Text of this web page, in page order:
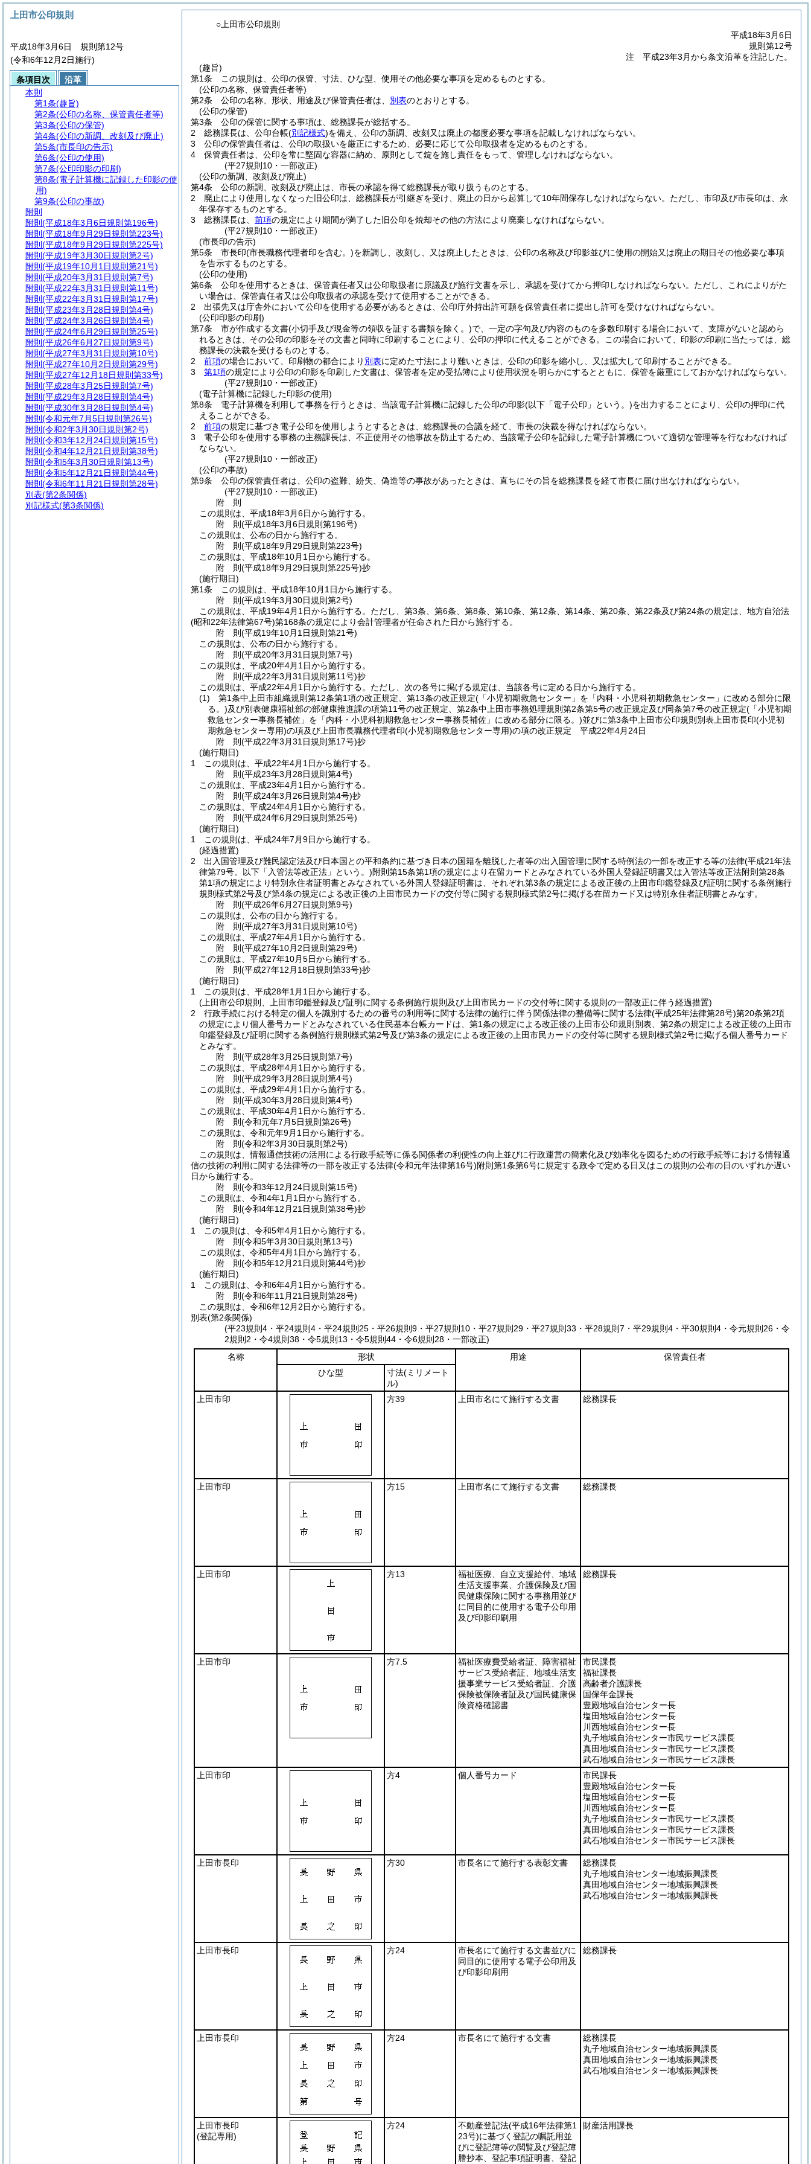
○上田市公印規則
平成18年3月6日
規則第12号
注 平成23年3月から条文沿革を注記した。
(趣旨)
第1条
この規則は、公印の保管、寸法、ひな型、使用その他必要な事項を定めるものとする。
(公印の名称、保管責任者等)
第2条
公印の名称、形状、用途及び保管責任者は、 別表のとおりとする。
(公印の保管)
第3条
公印の保管に関する事項は、総務課長が総括する。
2
総務課長は、公印台帳(別記様式)を備え、公印の新調、改刻又は廃止の都度必要な事項を記載しなければならない。
3
公印の保管責任者は、公印の取扱いを厳正にするため、必要に応じて公印取扱者を定めるものとする。
4
保管責任者は、公印を常に堅固な容器に納め、原則として錠を施し責任をもって、管理しなければならない。
(平27規則10・一部改正)
(公印の新調、改刻及び廃止)
第4条
公印の新調、改刻及び廃止は、市長の承認を得て総務課長が取り扱うものとする。
2
廃止により使用しなくなった旧公印は、総務課長が引継ぎを受け、廃止の日から起算して10年間保存しなければならない。 ただし、市印及び市長印は、永
年保存するものとする。
3
総務課長は、 前項の規定により期間が満了した旧公印を焼却その他の方法により廃棄しなければならない。
(平27規則10・一部改正)
(市長印の告示)
第5条
市長印(市長職務代理者印を含む。)を新調し、改刻し、又は廃止したときは、公印の名称及び印影並びに使用の開始又は廃止の期日その他必要な事項
を告示するものとする。
(公印の使用)
第6条
公印を使用するときは、保管責任者又は公印取扱者に原議及び施行文書を示し、承認を受けてから押印しなければならない。 ただし、これによりがた
い場合は、保管責任者又は公印取扱者の承認を受けて使用することができる。
2
出張先又は庁舎外において公印を使用する必要があるときは、公印庁外持出許可願を保管責任者に提出し許可を受けなければならない。
(公印印影の印刷)
第7条
市が作成する文書(小切手及び現金等の領収を証する書類を除く。)で、一定の字句及び内容のものを多数印刷する場合において、支障がないと認めら
れるときは、その公印の印影をその文書と同時に印刷することにより、公印の押印に代えることができる。
この場合において、印影の印刷に当たっては、総
務課長の決裁を受けるものとする。
2
前項の場合において、印刷物の都合により 別表に定めた寸法により難いときは、公印の印影を縮小し、又は拡大して印刷することができる。
3
第1項の規定により公印の印影を印刷した文書は、保管者を定め受払簿により使用状況を明らかにするとともに、保管を厳重にしておかなければならない。
(平27規則10・一部改正)
(電子計算機に記録した印影の使用)
第8条
電子計算機を利用して事務を行うときは、当該電子計算機に記録した公印の印影(以下「電子公印」という。)を出力することにより、公印の押印に代
えることができる。
2
前項の規定に基づき電子公印を使用しようとするときは、総務課長の合議を経て、市長の決裁を得なければならない。
3
電子公印を使用する事務の主務課長は、不正使用その他事故を防止するため、当該電子公印を記録した電子計算機について適切な管理等を行なわなければ
ならない。
(平27規則10・一部改正)
(公印の事故)
第9条
公印の保管責任者は、公印の盗難、紛失、偽造等の事故があったときは、直ちにその旨を総務課長を経て市長に届け出なければならない。
(平27規則10・一部改正)
附 則
この規則は、平成18年3月6日から施行する。
附 則(平成18年3月6日規則第196号)
この規則は、公布の日から施行する。
附 則(平成18年9月29日規則第223号)
この規則は、平成18年10月1日から施行する。
附 則(平成18年9月29日規則第225号)抄
(施行期日)
第1条
この規則は、平成18年10月1日から施行する。
附 則(平成19年3月30日規則第2号)
この規則は、平成19年4月1日から施行する。 ただし、第3条、第6条、第8条、第10条、第12条、第14条、第20条、第22条及び第24条の規定は、地方自治法
(昭和22年法律第67号)第168条の規定により会計管理者が任命された日から施行する。
附 則(平成19年10月1日規則第21号)
この規則は、公布の日から施行する。
附 則(平成20年3月31日規則第7号)
この規則は、平成20年4月1日から施行する。
附 則(平成22年3月31日規則第11号)抄
この規則は、平成22年4月1日から施行する。 ただし、次の各号に掲げる規定は、当該各号に定める日から施行する。
(1)
第1条中上田市組織規則第12条第1項の改正規定、第13条の改正規定(「小児初期救急センター」を「内科・小児科初期救急センター」に改める部分に限
る。)及び別表健康福祉部の部健康推進課の項第11号の改正規定、第2条中上田市事務処理規則第2条第5号の改正規定及び同条第7号の改正規定(「小児初期
救急センター事務長補佐」を「内科・小児科初期救急センター事務長補佐」に改める部分に限る。)並びに第3条中上田市公印規則別表上田市長印(小児初
期救急センター専用)の項及び上田市長職務代理者印(小児初期救急センター専用)の項の改正規定 平成22年4月24日
附 則(平成22年3月31日規則第17号)抄
(施行期日)
1
この規則は、平成22年4月1日から施行する。
附 則(平成23年3月28日規則第4号)
この規則は、平成23年4月1日から施行する。
附 則(平成24年3月26日規則第4号)抄
この規則は、平成24年4月1日から施行する。
附 則(平成24年6月29日規則第25号)
(施行期日)
1
この規則は、平成24年7月9日から施行する。
(経過措置)
2
出入国管理及び難民認定法及び日本国との平和条約に基づき日本の国籍を離脱した者等の出入国管理に関する特例法の一部を改正する等の法律(平成21年法
律第79号。以下「入管法等改正法」という。)附則第15条第1項の規定により在留カードとみなされている外国人登録証明書又は入管法等改正法附則第28条
第1項の規定により特別永住者証明書とみなされている外国人登録証明書は、それぞれ第3条の規定による改正後の上田市印鑑登録及び証明に関する条例施行
規則様式第2号及び第4条の規定による改正後の上田市民カードの交付等に関する規則様式第2号に掲げる在留カード又は特別永住者証明書とみなす。
附 則(平成26年6月27日規則第9号)
この規則は、公布の日から施行する。
附 則(平成27年3月31日規則第10号)
この規則は、平成27年4月1日から施行する。
附 則(平成27年10月2日規則第29号)
この規則は、平成27年10月5日から施行する。
附 則(平成27年12月18日規則第33号)抄
(施行期日)
1
この規則は、平成28年1月1日から施行する。
(上田市公印規則、上田市印鑑登録及び証明に関する条例施行規則及び上田市民カードの交付等に関する規則の一部改正に伴う経過措置)
2
行政手続における特定の個人を識別するための番号の利用等に関する法律の施行に伴う関係法律の整備等に関する法律(平成25年法律第28号)第20条第2項
の規定により個人番号カードとみなされている住民基本台帳カードは、第1条の規定による改正後の上田市公印規則別表、第2条の規定による改正後の上田市
印鑑登録及び証明に関する条例施行規則様式第2号及び第3条の規定による改正後の上田市民カードの交付等に関する規則様式第2号に掲げる個人番号カード
とみなす。
附 則(平成28年3月25日規則第7号)
この規則は、平成28年4月1日から施行する。
附 則(平成29年3月28日規則第4号)
この規則は、平成29年4月1日から施行する。
附 則(平成30年3月28日規則第4号)
この規則は、平成30年4月1日から施行する。
附 則(令和元年7月5日規則第26号)
この規則は、令和元年9月1日から施行する。
附 則(令和2年3月30日規則第2号)
この規則は、情報通信技術の活用による行政手続等に係る関係者の利便性の向上並びに行政運営の簡素化及び効率化を図るための行政手続等における情報通
信の技術の利用に関する法律等の一部を改正する法律(令和元年法律第16号)附則第1条第6号に規定する政令で定める日又はこの規則の公布の日のいずれか遅い
日から施行する。
附 則(令和3年12月24日規則第15号)
この規則は、令和4年1月1日から施行する。
附 則(令和4年12月21日規則第38号)抄
(施行期日)
1
この規則は、令和5年4月1日から施行する。
附 則(令和5年3月30日規則第13号)
この規則は、令和5年4月1日から施行する。
附 則(令和5年12月21日規則第44号)抄
(施行期日)
1
この規則は、令和6年4月1日から施行する。
附 則(令和6年11月21日規則第28号)
この規則は、令和6年12月2日から施行する。
別表(第2条関係)
(平23規則4・平24規則4・平24規則25・平26規則9・平27規則10・平27規則29・平27規則33・平28規則7・平29規則4・平30規則4・令元規則26・令
2規則2・令4規則38・令5規則13・令5規則44・令6規則28・一部改正)
名称
形状 用途
保管責任者
ひな型
寸法(ミリメート
ル)
上田市印
方39 上田市名にて施行する文書 総務課長
上田市印 方15 上田市名にて施行する文書 総務課長
上田市印 方13
福祉医療、自立支援給付、地域
生活支援事業、介護保険及び国
民健康保険に関する事務用並び
に同目的に使用する電子公印用
及び印影印刷用
総務課長
上田市印 方7.5
福祉医療費受給者証、障害福祉
サービス受給者証、地域生活支
援事業サービス受給者証、介護
保険被保険者証及び国民健康保
険資格確認書
市民課長
福祉課長
高齢者介護課長
国保年金課長
豊殿地域自治センター長
塩田地域自治センター長
川西地域自治センター長
丸子地域自治センター市民サービス課長
真田地域自治センター市民サービス課長
武石地域自治センター市民サービス課長
上田市印
方4 個人番号カード
市民課長
豊殿地域自治センター長
塩田地域自治センター長
川西地域自治センター長
丸子地域自治センター市民サービス課長
真田地域自治センター市民サービス課長
武石地域自治センター市民サービス課長
上田市長印 方30 市長名にて施行する表彰文書
総務課長
丸子地域自治センター地域振興課長
真田地域自治センター地域振興課長
武石地域自治センター地域振興課長
上田市長印 方24
市長名にて施行する文書並びに
同目的に使用する電子公印用及
び印影印刷用
総務課長
上田市長印 方24 市長名にて施行する文書
総務課長
丸子地域自治センター地域振興課長
真田地域自治センター地域振興課長
武石地域自治センター地域振興課長
上田市長印
(登記専用)
方24 不動産登記法(平成16年法律第1
23号)に基づく登記の嘱託用並
びに登記簿等の閲覧及び登記簿
謄抄本、登記事項証明書、登記
財産活用課長
上田市公印規則
平成18年3月6日 規則第12号
(令和6年12月2日施行)
条項目次
沿革
本則
第1条(趣旨)
第2条(公印の名称、保管責任者等)
第3条(公印の保管)
第4条(公印の新調、改刻及び廃止)
第5条(市長印の告示)
第6条(公印の使用)
第7条(公印印影の印刷)
第8条(電子計算機に記録した印影の使
用)
第9条(公印の事故)
附則
附則 (平成18年3月6日規則第196号)
附則 (平成18年9月29日規則第223号)
附則 (平成18年9月29日規則第225号)
附則 (平成19年3月30日規則第2号)
附則 (平成19年10月1日規則第21号)
附則 (平成20年3月31日規則第7号)
附則 (平成22年3月31日規則第11号)
附則 (平成22年3月31日規則第17号)
附則 (平成23年3月28日規則第4号)
附則 (平成24年3月26日規則第4号)
附則 (平成24年6月29日規則第25号)
附則 (平成26年6月27日規則第9号)
附則 (平成27年3月31日規則第10号)
附則 (平成27年10月2日規則第29号)
附則 (平成27年12月18日規則第33号)
附則 (平成28年3月25日規則第7号)
附則 (平成29年3月28日規則第4号)
附則 (平成30年3月28日規則第4号)
附則 (令和元年7月5日規則第26号)
附則 (令和2年3月30日規則第2号)
附則 (令和3年12月24日規則第15号)
附則 (令和4年12月21日規則第38号)
附則 (令和5年3月30日規則第13号)
附則 (令和5年12月21日規則第44号)
附則 (令和6年11月21日規則第28号)
別表(第2条関係)
別記様式(第3条関係)